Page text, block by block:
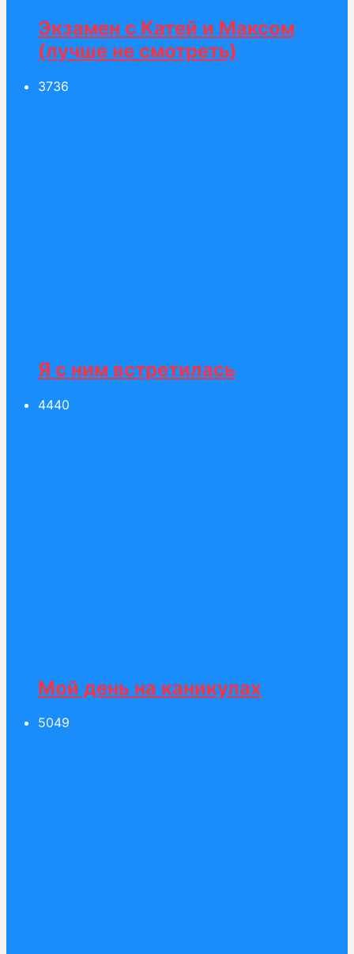
Экзамен c Катей и Максом
(лучше не смотреть)
3736
Я с ним встретилась
4440
Мой день на каникулах
5049